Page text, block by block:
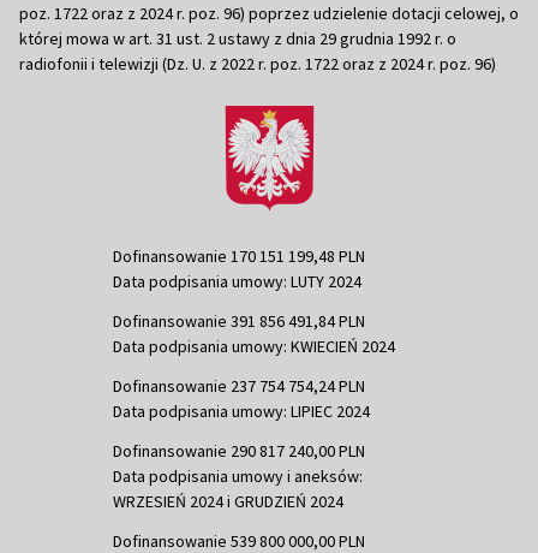
poz. 1722 oraz z 2024 r. poz. 96) poprzez udzielenie dotacji celowej, o
której mowa w art. 31 ust. 2 ustawy z dnia 29 grudnia 1992 r. o
radiofonii i telewizji (Dz. U. z 2022 r. poz. 1722 oraz z 2024 r. poz. 96)
Dofinansowanie 170 151 199,48 PLN
Data podpisania umowy: LUTY 2024
Dofinansowanie 391 856 491,84 PLN
Data podpisania umowy: KWIECIEŃ 2024
Dofinansowanie 237 754 754,24 PLN
Data podpisania umowy: LIPIEC 2024
Dofinansowanie 290 817 240,00 PLN
Data podpisania umowy i aneksów:
WRZESIEŃ 2024 i GRUDZIEŃ 2024
Dofinansowanie 539 800 000,00 PLN